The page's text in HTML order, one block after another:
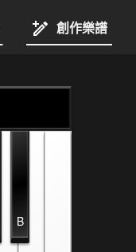
創作樂譜
B